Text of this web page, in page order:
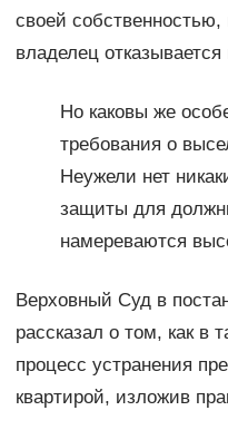
своей
владелец
Но каковы же
требования о
Неужели нет
защиты для
намереваются
Верховный Суд в
рассказал о том, как в
процесс устранения
квартирой, изложив